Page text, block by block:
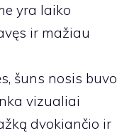
yra laiko
ir mažiau
šuns nosis buvo
vizualiai
dvokiančio ir